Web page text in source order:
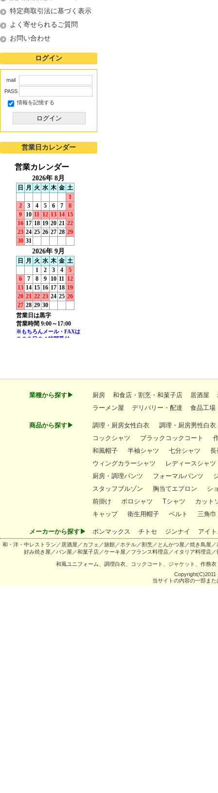
特定商取引法に基づく表示
よく寄せられるご質問
お問い合わせ
ログイン
mail
PASS
情報を記憶する
ログイン
営業日カレンダー
業種から探す▶ 厨房 和食店・割烹・和菓子店 居酒屋
ラーメン屋
デリバリー・配達 食品工場
商品から探す▶ 調理・厨房女性白衣
調理・厨房男性白衣
コックシャツ
ブラックコックコート
和風帽子
半袖シャツ 七分シャツ
長
ウィングカラーシャツ
レディースシャツ
厨房・調理パンツ
フォーマルパンツ
スタッフブルゾン
胸当てエプロン
シ
前掛け
ポロシャツ Tシャツ
カット
キャップ
衛生用帽子 ベルト 三角巾
メーカーから探す▶ ボンマックス チトセ ジンナイ アイ
和・洋・中レストラン／居酒屋／カフェ／旅館／ホテル／割烹／とんかつ屋／焼き鳥屋
好み焼き屋／パン屋／和菓子店／ケーキ屋／フランス料理店／イタリア料理店
和風ユニフォーム、調理白衣、コックコート、ジャケット、作務
Copyright(C)2011
当サイトの内容の一部ま